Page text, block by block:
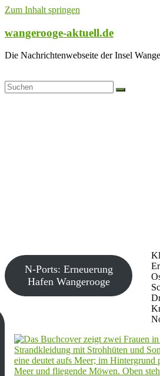
Zum Inhalt springen
wangerooge-aktuell.de
Die Nachrichtenwebseite der Insel
N-Ports: Erneuerung
Hafen Wangerooge